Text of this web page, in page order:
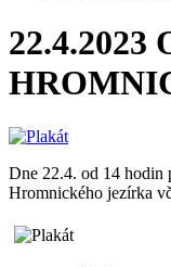
Dne 22.4. od 14 hodin
Hromnického jezírka